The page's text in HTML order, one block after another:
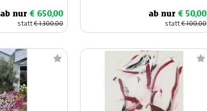
ab nur € 650,00
statt€ 1.300,00
ab nur € 50,00
statt€ 100,00